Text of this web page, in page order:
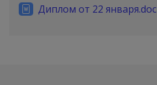
Диплом от 22 января.doc